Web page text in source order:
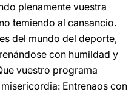
plenamente vuestra
temiendo al cansancio.
del mundo del deporte,
con humildad y
vuestro programa
Entrenaos con